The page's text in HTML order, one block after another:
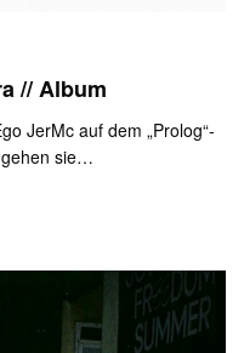
// Album
JerMc auf dem „Prolog“-
gehen sie…